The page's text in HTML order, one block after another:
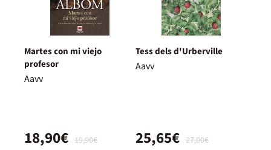
Martes con mi viejo
profesor
Aavv
19,90€
18,90€
Tess dels d'Urberville
Aavv
27,00€
25,65€